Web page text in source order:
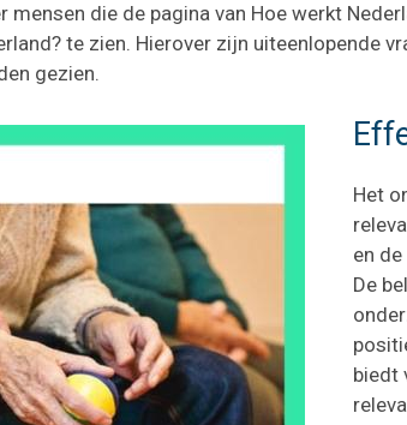
mensen die de pagina van Hoe werkt
te zien. Hierover zijn uiteenlopende
gezien.
Het
en
De
biedt